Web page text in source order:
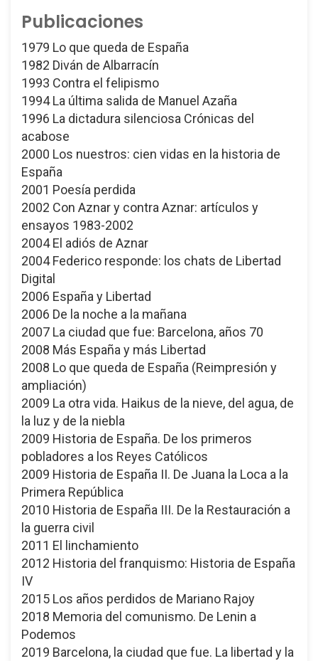
Publicaciones
1979 Lo que queda de España
1982 Diván de Albarracín
1993 Contra el felipismo
1994 La última salida de Manuel Azaña
1996 La dictadura silenciosa Crónicas del
acabose
2000 Los nuestros: cien vidas en la historia de
España
2001 Poesía perdida
2002 Con Aznar y contra Aznar: artículos y
ensayos 1983-2002
2004 El adiós de Aznar
2004 Federico responde: los chats de Libertad
Digital
2006 España y Libertad
2006 De la noche a la mañana
2007 La ciudad que fue: Barcelona, años 70
2008 Más España y más Libertad
2008 Lo que queda de España (Reimpresión y
ampliación)
2009 La otra vida. Haikus de la nieve, del agua, de
la luz y de la niebla
2009 Historia de España. De los primeros
pobladores a los Reyes Católicos
2009 Historia de España II. De Juana la Loca a la
Primera República
2010 Historia de España III. De la Restauración a
la guerra civil
2011 El linchamiento
2012 Historia del franquismo: Historia de España
IV
2015 Los años perdidos de Mariano Rajoy
2018 Memoria del comunismo. De Lenin a
Podemos
2019 Barcelona, la ciudad que fue. La libertad y la